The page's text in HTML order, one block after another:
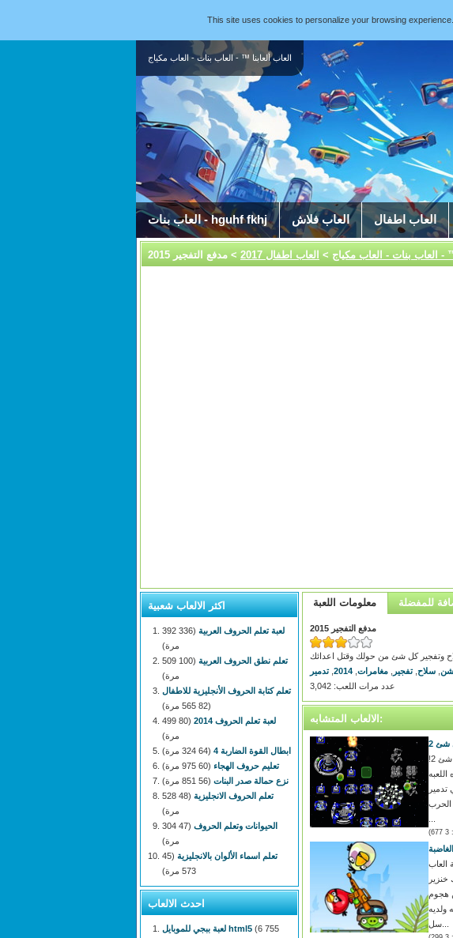
This site uses cookies to personalize your browsing
العاب ألعابنا ™ - العاب بنات - العاب مكياج
العاب بنات - hguhf fkhj العاب فلاش العاب اطفال
™ - العاب بنات - العاب مكياج > العاب اطفال 2017 > مدفع التفجير 2015
معلومات اللعبة للمفضلة
مدفع التفجير 2015
سلاح ,تفجير مغامرات 2014
,تدمير
عدد مرات اللعب: 3,042
الالعاب المتشابه:
شئ 2
لعبة تدمير كل شئ 2!
تدمير
الحرب
العاب
هجوم
ولديه
اكثر الالعاب شعبية
لعبة تعلم الحروف العربية
(336 392
مرة)
تعلم نطق الحروف العربية
(100 509
مرة)
تعلم كتابة الحروف الأنجليزية للاطفال
(82 565 مرة)
لعبة تعلم الحروف 2014
(80 499
مرة)
ابطال القوة الضاربة 4
(64 324 مرة)
تعليم حروف الهجاء (60 975 مرة)
نزع حمالة صدر البنات (56 851 مرة)
تعلم الحروف الانجليزية
(48 528
مرة)
الحيوانات وتعلم الحروف
(47 304
مرة)
تعلم اسماء الألوان بالانجليزية (45
573 مرة)
احدث الالعاب
لعبة ببجي للموبايل html5 (6 755